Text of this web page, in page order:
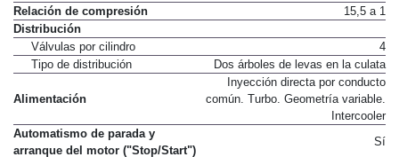
Cilindrada
1.950 cm³
Relación de compresión
Distribución
Válvulas por cilindro
4
Dos árboles de levas en la culata
Inyección directa por conducto
común. Turbo. Geometría variable.
Automatismo de parada y